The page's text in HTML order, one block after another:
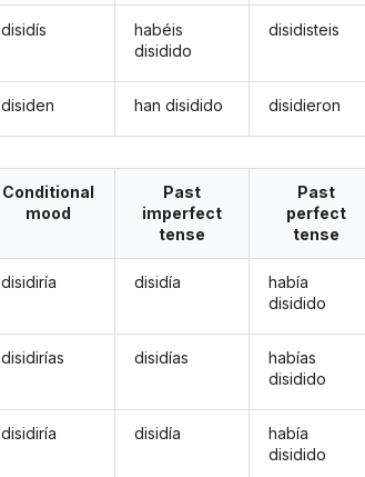
disidís
disiden
habéis
disidido
han disidido
disidisteis
disidieron
Conditional
mood
disidiría
disidirías
disidiría
Past
imperfect
tense
disidía
disidías
disidía
Past
perfect
tense
había
disidido
habías
disidido
había
disidido